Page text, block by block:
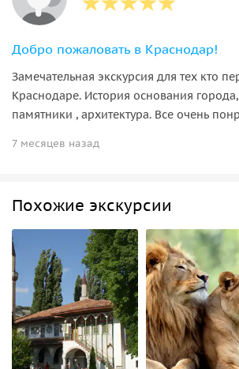
Добро пожаловать в Краснодар!
Замечательная экскурсия для тех кто
Краснодаре. История основания
памятники , архитектура. Все очень
7 месяцев назад
Похожие экскурсии